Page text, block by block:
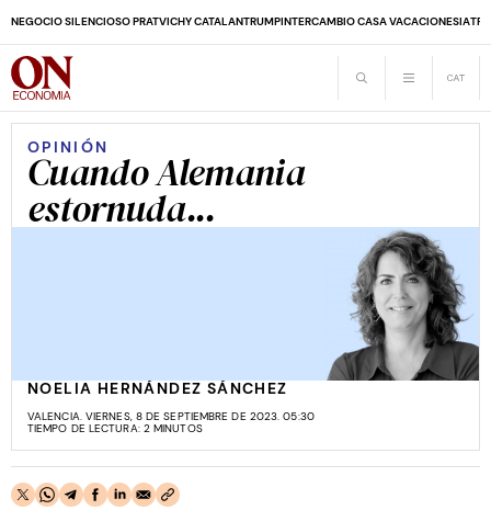
NEGOCIO SILENCIOSO PRATVICHY CATALANTRUMPINTERCAMBIO CASA VACACIONESIA
OPINIÓN
Cuando Alemania
estornuda...
NOELIA HERNÁNDEZ SÁNCHEZ
VALENCIA. VIERNES, 8 DE SEPTIEMBRE DE 2023. 05:30
TIEMPO DE LECTURA: 2 MINUTOS